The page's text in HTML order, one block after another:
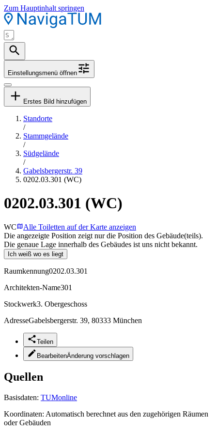
Zum Hauptinhalt springen
Einstellungsmenü öffnen
Erstes Bild hinzufügen
Standorte
/
Stammgelände
/
Südgelände
/
Gabelsbergerstr. 39
0202.03.301 (WC)
0202.03.301 (WC)
WC
Alle Toiletten auf der Karte anzeigen
Die angezeigte Position zeigt nur die Position des Gebäude(teils).
Die genaue Lage innerhalb des Gebäudes ist uns nicht bekannt.
Ich weiß wo es liegt
Raumkennung0202.03.301
Architekten-Name301
Stockwerk3. Obergeschoss
AdresseGabelsbergerstr. 39, 80333 München
Teilen
BearbeitenÄnderung vorschlagen
Quellen
Basisdaten: TUMonline
Koordinaten: Automatisch berechnet aus den zugehörigen Räumen
oder Gebäuden